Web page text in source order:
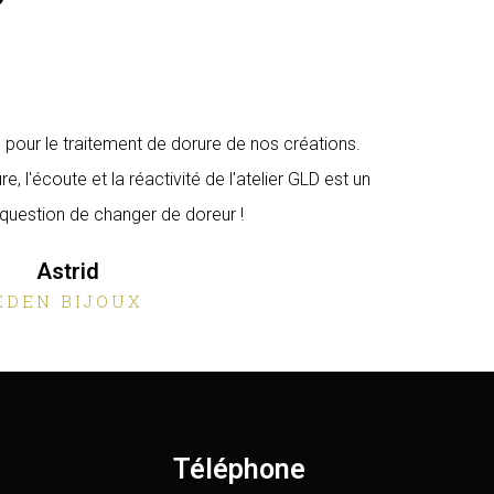
le traitement de dorure de nos créations.
l'écoute et la réactivité de l'atelier GLD est un
de changer de doreur !
Astrid
BIJOUX
Téléphone